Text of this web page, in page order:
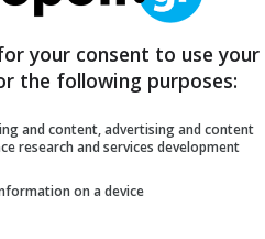
your consent to use your
the following purposes:
and content, advertising and content
research and services development
on a device